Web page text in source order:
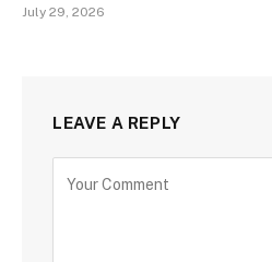
July 29, 2026
LEAVE A REPLY